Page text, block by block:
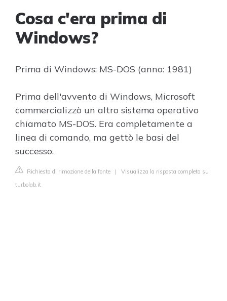
Cosa c'era prima di
Windows?
Prima di Windows: MS-DOS (anno: 1981)
Prima dell'avvento di Windows, Microsoft
commercializzò un altro sistema operativo
chiamato MS-DOS. Era completamente a
linea di comando, ma gettò le basi del
successo.
Richiesta di rimozione della fonte | Visualizza la risposta completa su
turbolab.it